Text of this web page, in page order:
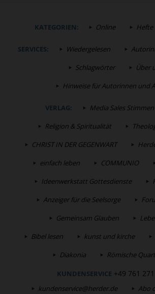
KATEGORIEN: Online Hefte
SERVICES: Wiedergelesen
Schlagwörter
Über
Hinweise für Autorinnen und
VERLAG:
Media Sales
Religion & Spiritualität
CHRIST IN DER GEGENWART
einfach leben
COMMUNIO
Ideenwerkstatt Gottesdienste
Anzeiger für die Seelsorge
Gemeinsam Glauben
Bibel lesen
kunst und kirche
Diakonia
Römische
KUNDENSERVICE +49 761
kundenservice@herder.de Abo